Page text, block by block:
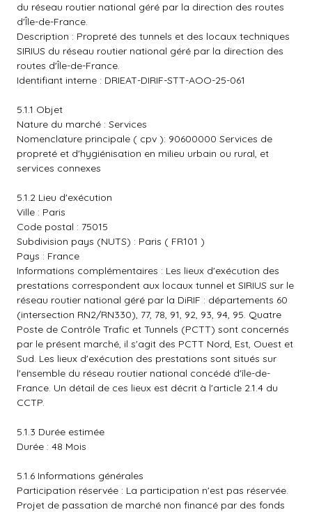
du réseau routier national géré par la direction des routes
d'Île-de-France.
Description : Propreté des tunnels et des locaux techniques
SIRIUS du réseau routier national géré par la direction des
routes d'Île-de-France.
Identifiant interne : DRIEAT-DIRIF-STT-AOO-25-061
5.1.1 Objet
Nature du marché : Services
Nomenclature principale ( cpv ): 90600000 Services de
propreté et d'hygiénisation en milieu urbain ou rural, et
services connexes
5.1.2 Lieu d'exécution
Ville : Paris
Code postal : 75015
Subdivision pays (NUTS) : Paris ( FR101 )
Pays : France
Informations complémentaires : Les lieux d'exécution des
prestations correspondent aux locaux tunnel et SIRIUS sur le
réseau routier national géré par la DiRIF : départements 60
(intersection RN2/RN330), 77, 78, 91, 92, 93, 94, 95. Quatre
Poste de Contrôle Trafic et Tunnels (PCTT) sont concernés
par le présent marché, il s'agit des PCTT Nord, Est, Ouest et
Sud. Les lieux d'exécution des prestations sont situés sur
l'ensemble du réseau routier national concédé d'île-de-
France. Un détail de ces lieux est décrit à l'article 2.1.4 du
CCTP.
5.1.3 Durée estimée
Durée : 48 Mois
5.1.6 Informations générales
Participation réservée : La participation n'est pas réservée.
Projet de passation de marché non financé par des fonds